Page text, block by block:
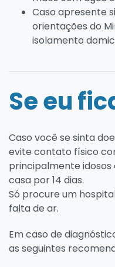
Caso apresente
orientações do
isolamento
Se eu
Caso você se sinta
evite contato físico
principalmente
casa por 14 dias.
Só procure um
falta de ar.
Em caso de
as seguintes